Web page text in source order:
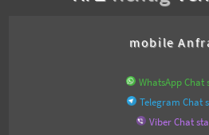
mobile
WhatsApp Chat
Telegram Chat
Viber Chat